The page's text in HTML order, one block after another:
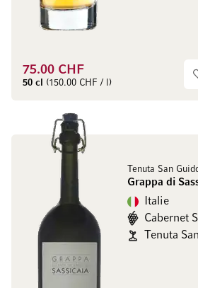
75.00 CHF
50 cl (150.00 CHF / l)
Tenuta San
Grappa di
Italie
Cabernet
Tenuta